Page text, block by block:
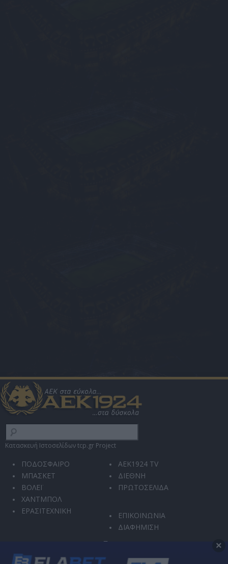
Κατασκευή Ιστοσελίδων tcp.gr Project
ΠΟΔΟΣΦΑΙΡΟ
ΜΠΑΣΚΕΤ
ΒΟΛΕΪ
ΧΑΝΤΜΠΟΛ
ΕΡΑΣΙΤΕΧΝΙΚΗ
AEK1924 TV
ΔΙΕΘΝΗ
ΠΡΩΤΟΣΕΛΙΔΑ
ΕΠΙΚΟΙΝΩΝΙΑ
ΔΙΑΦΗΜΙΣΗ
×